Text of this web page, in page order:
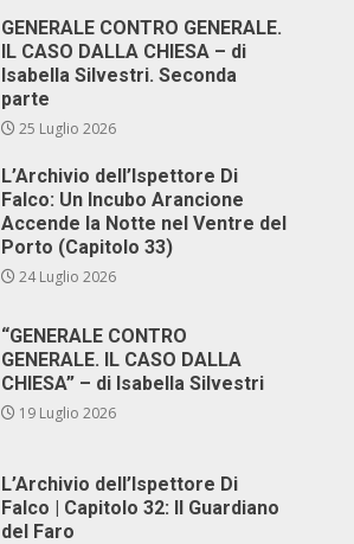
GENERALE CONTRO GENERALE.
IL CASO DALLA CHIESA – di
Isabella Silvestri. Seconda
parte
25 Luglio 2026
L’Archivio dell’Ispettore Di
Falco: Un Incubo Arancione
Accende la Notte nel Ventre del
Porto (Capitolo 33)
24 Luglio 2026
“GENERALE CONTRO
GENERALE. IL CASO DALLA
CHIESA” – di Isabella Silvestri
19 Luglio 2026
L’Archivio dell’Ispettore Di
Falco | Capitolo 32: Il Guardiano
del Faro